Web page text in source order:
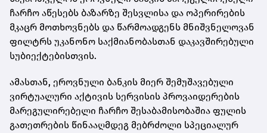
ჩარჩო აწესებს ბაზარზე შესვლისა და ოპერირების
მკაცრ მოთხოვნებს და წარმოადგენს მნიშვნელოვან
ფილტრს უკანონო საქმიანობასთან დაკავშირებული
სუბიექტებისთვის.
ამასთან, ეროვნული ბანკის მიერ შემუშავებული
ვირტუალური აქტივის სერვისის პროვაიდერების
მარეგულირებელი ჩარჩო შესაბამისობაშია ფულის
გათეთრების წინააღმდეგ მებრძოლი სპეციალურ